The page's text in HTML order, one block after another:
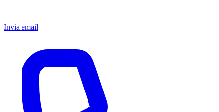
Invia email